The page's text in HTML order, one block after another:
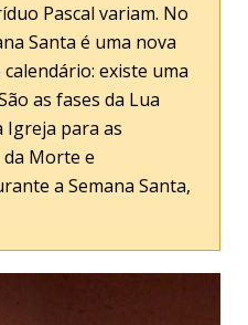
Pascal variam. No
Santa é uma nova
existe uma
as fases da Lua
Igreja para as
Morte e
a Semana Santa,